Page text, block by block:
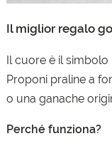
Il miglior regalo
Il cuore è il simbolo
Proponi praline a
o una ganache
Perché funziona?